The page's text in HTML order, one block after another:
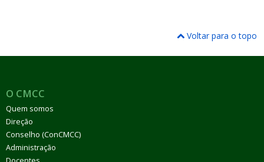
Voltar para o topo
O CMCC
Quem somos
Direção
Conselho (ConCMCC)
Administração